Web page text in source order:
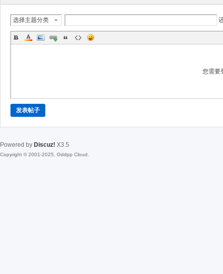
选择主题分类
您需要
发表帖子
Powered by Discuz! X3.5
Copyright © 2001-2025, Oddpp Cloud.